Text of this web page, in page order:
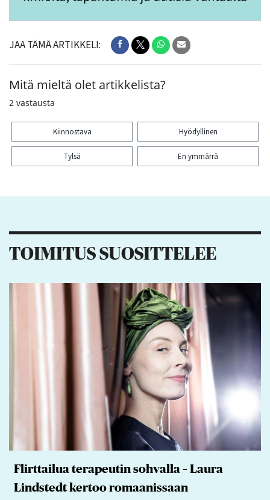
JAA TÄMÄ ARTIKKELI:
Mitä mieltä olet artikkelista?
2 vastausta
Kiinnostava Hyödyllinen
Tylsä En ymmärrä
TOIMITUS SUOSITTELEE
Flirttailua terapeutin sohvalla – Laura
Lindstedt kertoo romaanissaan